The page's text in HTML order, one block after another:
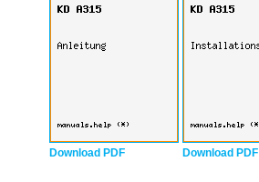
Download PDF Download PDF